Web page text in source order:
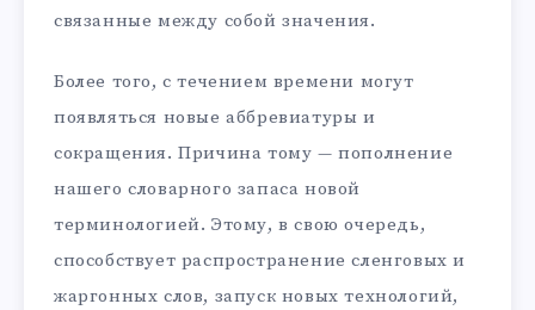
связанные между собой значения.
Более того, с течением времени могут
появляться новые аббревиатуры и
сокращения. Причина тому — пополнение
нашего словарного запаса новой
терминологией. Этому, в свою очередь,
способствует распространение сленговых и
жаргонных слов, запуск новых технологий,